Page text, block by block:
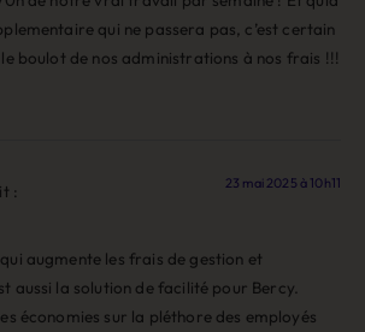
qui ne passera pas, c’est certain
boulot de nos administrations à nos frais !!!
: 23 mai 2025 à 10h11
augmente les frais de gestion et
aussi la solution de facilité pour Bercy.
économies sur la pléthore des employés